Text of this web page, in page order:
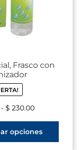
Frasco con
- $ 230.00
opciones